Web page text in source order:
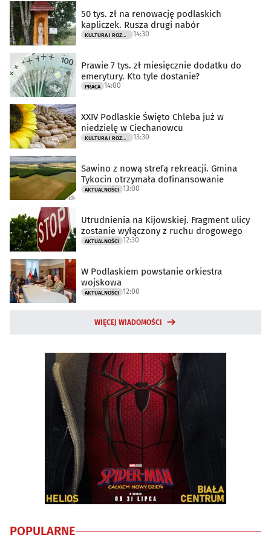
50 tys. zł na renowację podlaskich
kapliczek. Rusza drugi nabór
14:30
Prawie 7 tys. zł miesięcznie dodatku do
emerytury. Kto tyle dostanie?
PRACA 14:00
XXIV Podlaskie Święto Chleba już w
niedzielę w Ciechanowcu
13:30
Sawino z nową strefą rekreacji. Gmina
Tykocin otrzymała dofinansowanie
AKTUALNOŚCI 13:00
Utrudnienia na Kijowskiej. Fragment ulicy
zostanie wyłączony z ruchu drogowego
AKTUALNOŚCI 12:30
W Podlaskiem powstanie orkiestra
wojskowa
AKTUALNOŚCI 12:00
WIĘCEJ WIADOMOŚCI
POPULARNE